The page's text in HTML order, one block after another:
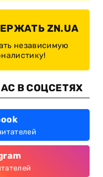
ZN.UA
независимую
В СОЦСЕТЯХ